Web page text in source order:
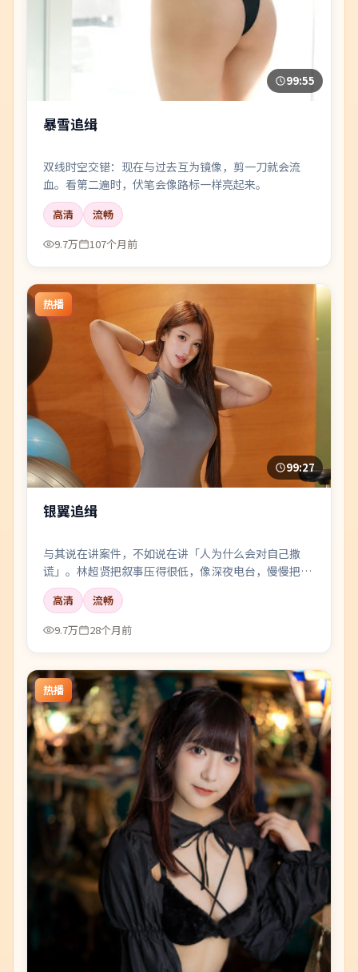
99:55
暴雪追缉
双线时空交错：现在与过去互为镜像，剪一刀就会流
血。看第二遍时，伏笔会像路标一样亮起来。
高清
流畅
9.7万
107个月前
热播
99:27
银翼追缉
与其说在讲案件，不如说在讲「人为什么会对自己撒
谎」。林超贤把叙事压得很低，像深夜电台，慢慢把听
众引进雾里。
高清
流畅
9.7万
28个月前
热播